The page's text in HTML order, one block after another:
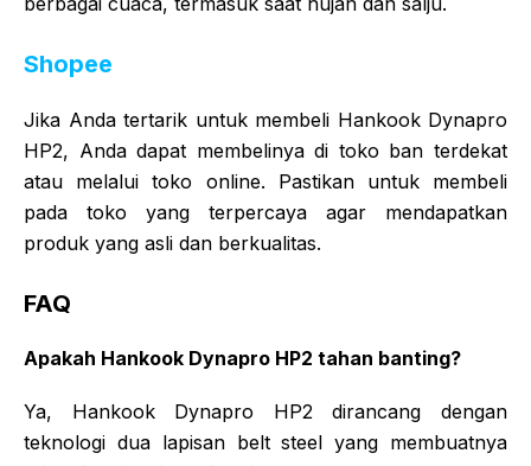
Shopee
Jika Anda tertarik untuk membeli Hankook Dynapro
HP2, Anda dapat membelinya di toko ban terdekat
atau melalui toko online. Pastikan untuk membeli
pada toko yang terpercaya agar mendapatkan
produk yang asli dan berkualitas.
FAQ
Apakah Hankook Dynapro HP2 tahan banting?
Ya, Hankook Dynapro HP2 dirancang dengan
teknologi dua lapisan belt steel yang membuatnya